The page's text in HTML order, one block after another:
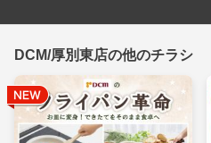
DCM/厚別東店の他のチラシ